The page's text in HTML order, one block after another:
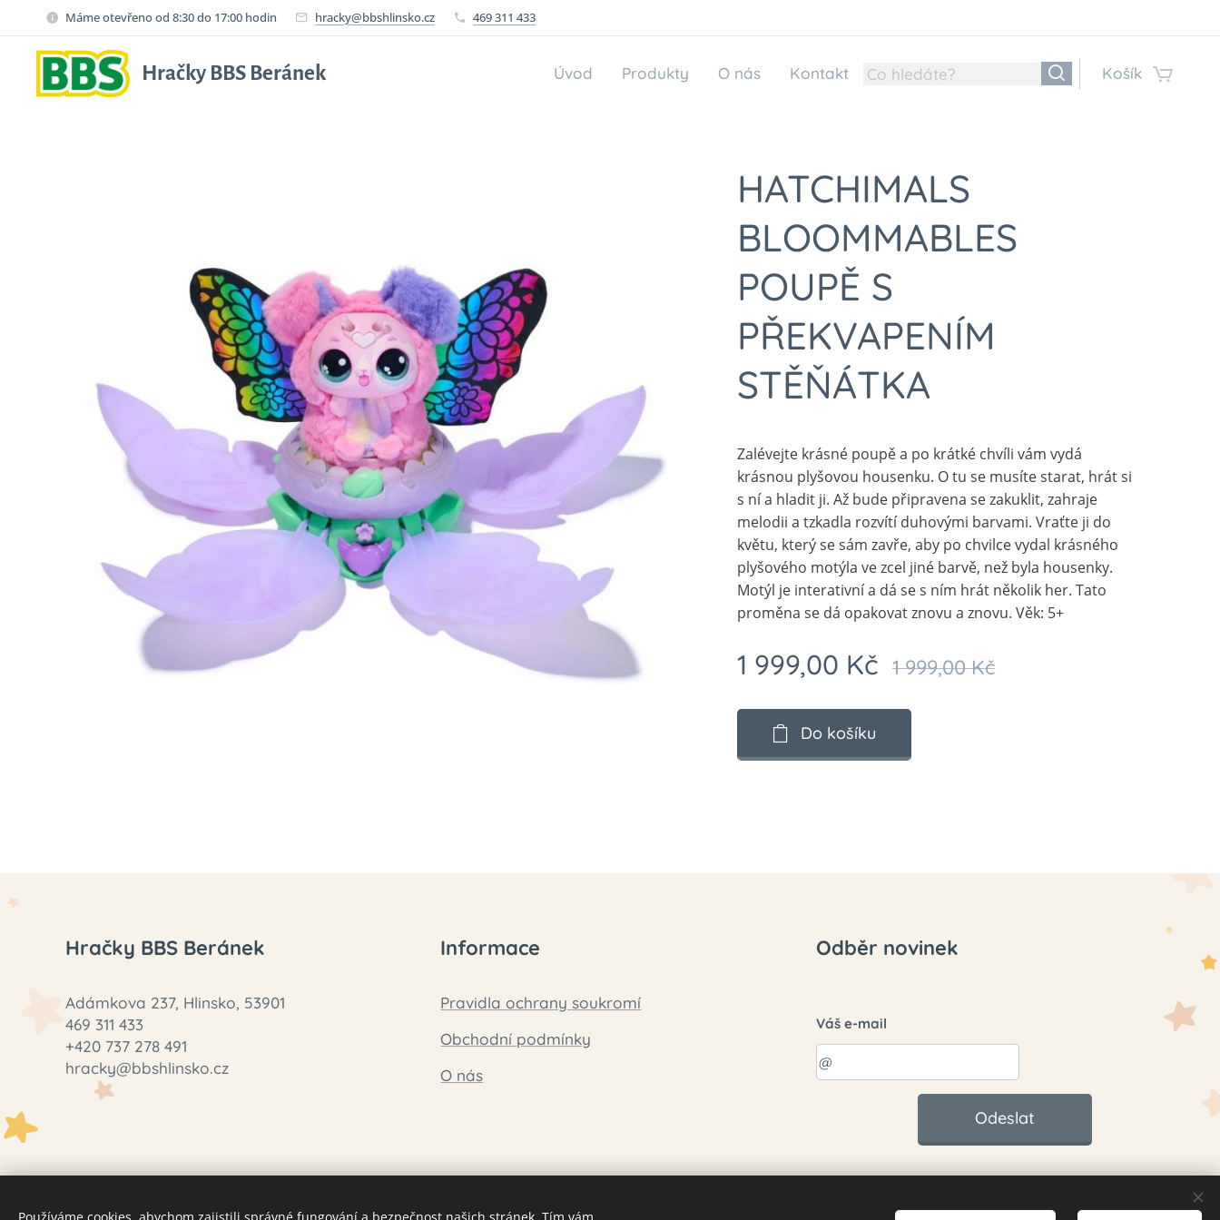
Máme otevřeno od 8:30 do 17:00 hodin hracky@bbshlinsko.cz 469 311 433
Hračky BBS Beránek Úvod Produkty O nás Kontakt Košík
HATCHIMALS
BLOOMMABLES
POUPĚ S
PŘEKVAPENÍM
STĚŇÁTKA
Zalévejte krásné poupě a po krátké chvíli vám vydá
krásnou plyšovou housenku. O tu se musíte starat, hrát si
s ní a hladit ji. Až bude připravena se zakuklit, zahraje
melodii a tzkadla rozvítí duhovými barvami. Vraťte ji do
květu, který se sám zavře, aby po chvilce vydal krásného
plyšového motýla ve zcel jiné barvě, než byla housenky.
Motýl je interativní a dá se s ním hrát několik her. Tato
proměna se dá opakovat znovu a znovu. Věk: 5+
1 999,00 Kč 1 999,00Kč
Do košíku
Hračky BBS Beránek
Adámkova 237, Hlinsko, 53901
469 311 433
+420 737 278 491
hracky@bbshlinsko.cz
Informace
Pravidla ochrany soukromí
Obchodní podmínky
O nás
Odběr novinek
Váš e-mail
Odeslat